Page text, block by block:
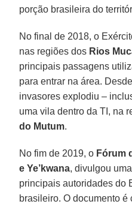
porção brasileira do
No final de 2018, o
nas regiões dos Rios
principais passagens
para entrar na área.
invasores explodiu –
uma vila dentro da TI, na
do Mutum.
No fim de 2019, o Fórum
e Ye’kwana, divulgou
principais autoridades do
brasileiro. O documento é